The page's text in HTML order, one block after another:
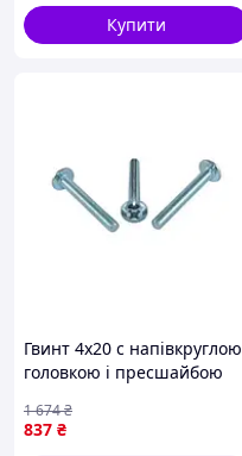
Купити
Гвинт 4х20 с напівкруглою
головкою і пресшайбою
будівництві 1000шт
упаковка
837 ₴
1 674₴